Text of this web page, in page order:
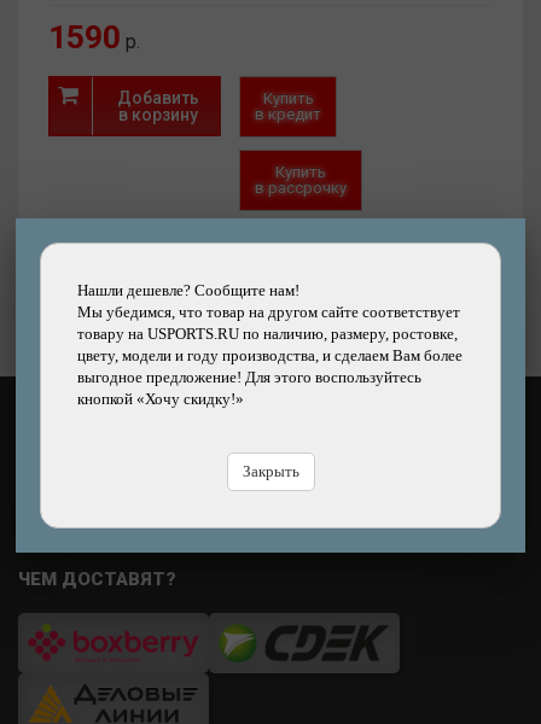
1590 р.
Нашли дешевле? Сообщите нам!
Мы убедимся, что товар на другом сайте соответствует
товару на USPORTS.RU по наличию, размеру, ростовке,
цвету, модели и году производства, и сделаем Вам более
выгодное предложение! Для этого воспользуйтесь
кнопкой «Хочу скидку!»
Закрыть
Добавить
в корзину
Купить
в кредит
Купить
в рассрочку
Быстрый
Хочу скидку!
ЧЕМ ДОСТАВЯТ?